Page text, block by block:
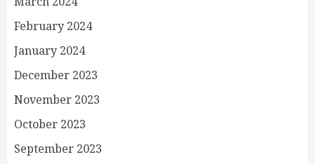
February 2024
January 2024
December 2023
November 2023
October 2023
September 2023